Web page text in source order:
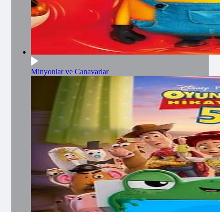
Minyonlar ve Canavarlar